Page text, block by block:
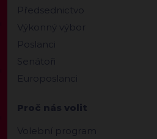
Předsednictvo
Výkonný výbor
Poslanci
Senátoři
Europoslanci
Proč nás volit
Volební program